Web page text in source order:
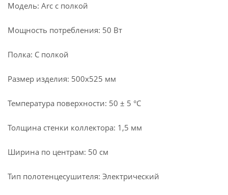
Модель: Arc с полкой
Мощность потребления: 50 Вт
Полка: С полкой
Размер изделия: 500x525 мм
Температура поверхности: 50 ± 5 °С
Толщина стенки коллектора: 1,5 мм
Ширина по центрам: 50 см
Тип полотенцесушителя: Электрический